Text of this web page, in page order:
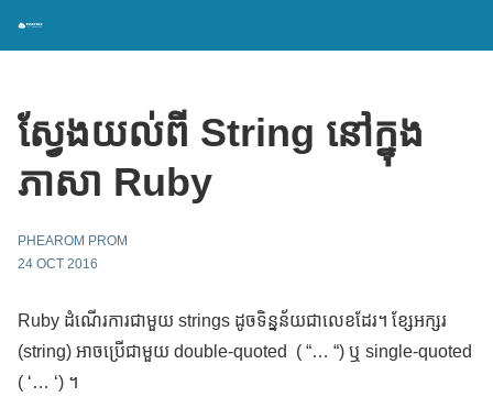
ស្វែងយល់ពី String នៅក្នុង
ភាសា Ruby
PHEAROM PROM
24 OCT 2016
Ruby ដំណើរការជាមួយ strings ដូចទិន្នន័យជាលេខដែរ។ ខ្សែអក្សរ
(string) អាចប្រើជាមួយ double-quoted ( “… “) ឬ single-quoted
( ‘… ‘) ។